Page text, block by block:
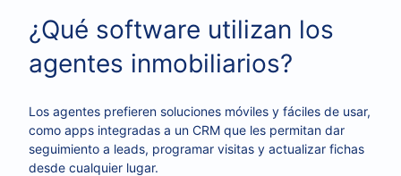
¿Qué software utilizan los
agentes inmobiliarios?
Los agentes prefieren soluciones móviles y fáciles de usar,
como apps integradas a un CRM que les permitan dar
seguimiento a leads, programar visitas y actualizar fichas
desde cualquier lugar.